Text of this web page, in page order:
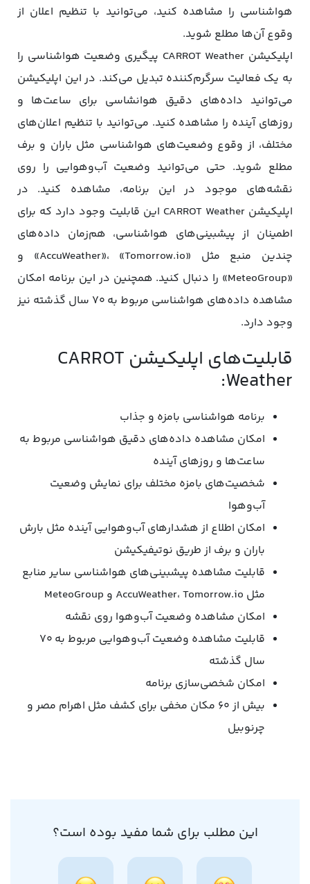
هواشناسی را مشاهده کنید، می‌توانید با تنظیم اعلان از
وقوع آن‌ها مطلع شوید.
اپلیکیشن CARROT Weather پیگیری وضعیت هواشناسی را
به یک فعالیت سرگرم‌کننده تبدیل می‌کند. در این اپلیکیشن
می‌توانید داده‌های دقیق هوانشاسی برای ساعت‌ها و
روزهای آینده را مشاهده کنید. می‌توانید با تنظیم اعلان‌های
مختلف، از وقوع وضعیت‌های هواشناسی مثل باران و برف
مطلع شوید. حتی می‌توانید وضعیت آب‌وهوایی را روی
نقشه‌های موجود در این برنامه، مشاهده کنید. در
اپلیکیشن CARROT Weather این قابلیت وجود دارد که برای
اطمینان از پیشبینی‌های هواشناسی، هم‌زمان داده‌های
چندین منبع مثل «AccuWeather»، «Tomorrow.io» و
«MeteoGroup» را دنبال کنید. همچنین در این برنامه امکان
مشاهده داده‌های هواشناسی مربوط به ۷۰ سال گذشته نیز
وجود دارد.
قابلیت‌های اپلیکیشن CARROT
Weather:
برنامه هواشناسی بامزه و جذاب
امکان مشاهده داده‌های دقیق هواشناسی مربوط به
ساعت‌ها و روزهای آینده
شخصیت‌های بامزه مختلف برای نمایش وضعیت
آب‌وهوا
امکان اطلاع از هشدارهای آب‌وهوایی آینده مثل بارش
باران و برف از طریق نوتیفیکیشن
قابلیت مشاهده پیشبینی‌های هواشناسی سایر منابع
مثل AccuWeather، Tomorrow.io و MeteoGroup
امکان مشاهده وضعیت آب‌وهوا روی نقشه
قابلیت مشاهده وضعیت آب‌وهوایی مربوط به ۷۰
سال گذشته
امکان شخصی‌سازی برنامه
بیش از ۶۰ مکان مخفی برای کشف مثل اهرام مصر و
چرنوبیل
این مطلب برای شما مفید بوده است؟